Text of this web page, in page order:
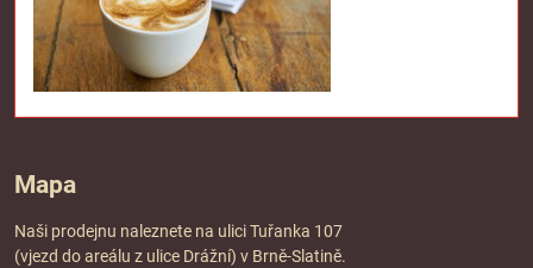
Mapa
Naši prodejnu naleznete na ulici Tuřanka 107
(vjezd do areálu z ulice Drážní) v Brně-Slatině.